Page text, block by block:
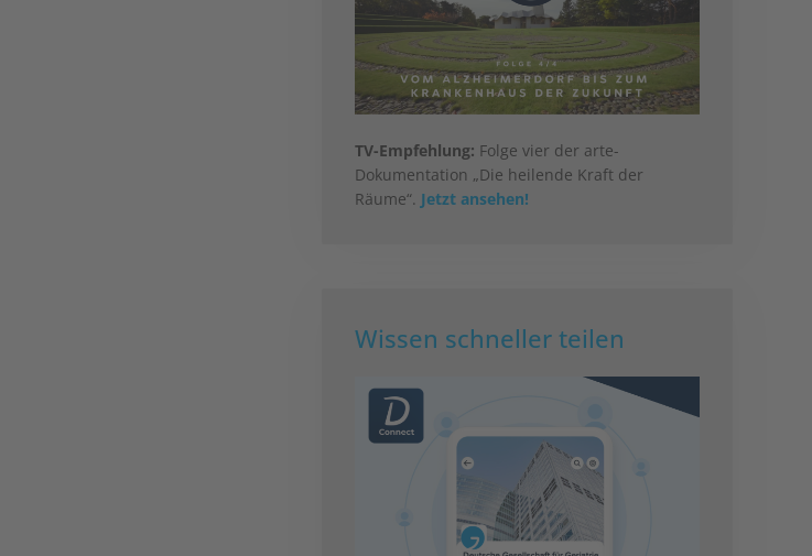
TV-Empfehlung: Folge vier der arte-
Dokumentation „Die heilende Kraft der
Räume“. Jetzt ansehen!
Wissen schneller teilen